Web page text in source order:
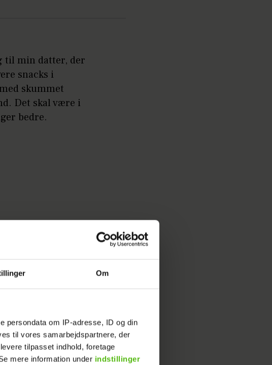
Om
persondata om IP-adresse, ID og din
til vores samarbejdspartnere, der
tilpasset indhold, foretage
mere information under indstillinger
til min datter, der
snacks i
skummet
Det skal være i
bedre.
creme hver
mod, lige